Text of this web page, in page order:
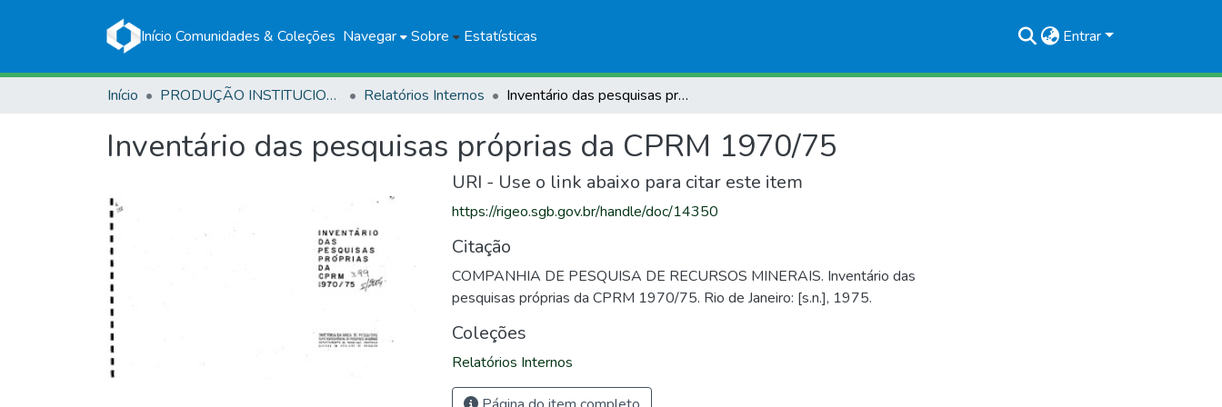
Início Comunidades & Coleções Navegar Sobre Estatísticas Entrar
Início PRODUÇÃO INSTITUCIONAL Relatórios Internos Inventário das pesquisas próprias da CPRM 1970/75
Inventário das pesquisas próprias da CPRM 1970/75
URI - Use o link abaixo para citar este item
https://rigeo.sgb.gov.br/handle/doc/14350
Citação
COMPANHIA DE PESQUISA DE RECURSOS MINERAIS. Inventário das
pesquisas próprias da CPRM 1970/75. Rio de Janeiro: [s.n.], 1975.
Coleções
Relatórios Internos